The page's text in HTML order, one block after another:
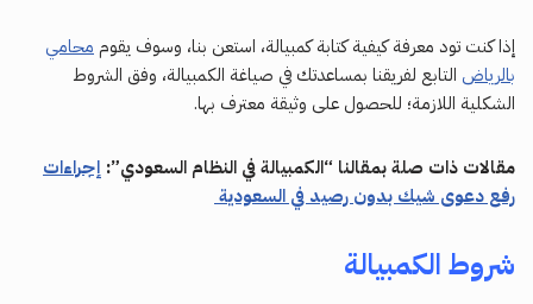
إذا كنت تود معرفة كيفية كتابة كمبيالة، استعن بنا، وسوف يقوم محامي
بالرياض التابع لفريقنا بمساعدتك في صياغة الكمبيالة، وفق الشروط
الشكلية اللازمة؛ للحصول على وثيقة معترف بها.
مقالات ذات صلة بمقالنا “الكمبيالة في النظام السعودي”: إجراءات
رفع دعوى شيك بدون رصيد في السعودية
شروط الكمبيالة